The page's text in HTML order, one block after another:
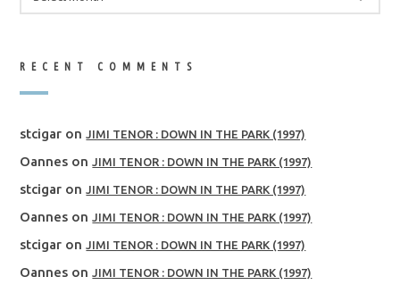
RECENT COMMENTS
stcigar onJIMI TENOR : DOWN IN THE PARK (1997)
Oannes onJIMI TENOR : DOWN IN THE PARK (1997)
stcigar onJIMI TENOR : DOWN IN THE PARK (1997)
Oannes onJIMI TENOR : DOWN IN THE PARK (1997)
stcigar onJIMI TENOR : DOWN IN THE PARK (1997)
Oannes onJIMI TENOR : DOWN IN THE PARK (1997)